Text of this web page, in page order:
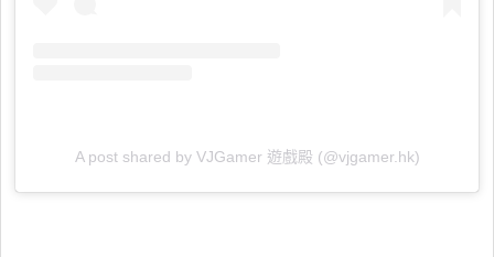
A post shared by VJGamer 遊戲殿 (@vjgamer.hk)